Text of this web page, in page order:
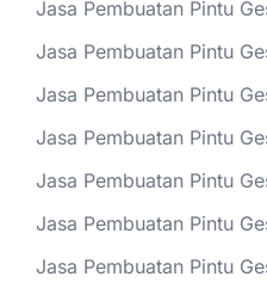
Jasa Pembuatan Pintu
Jasa Pembuatan Pintu
Jasa Pembuatan Pintu
Jasa Pembuatan Pintu
Jasa Pembuatan Pintu
Jasa Pembuatan Pintu
Jasa Pembuatan Pintu